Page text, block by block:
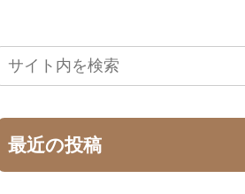
最近の投稿